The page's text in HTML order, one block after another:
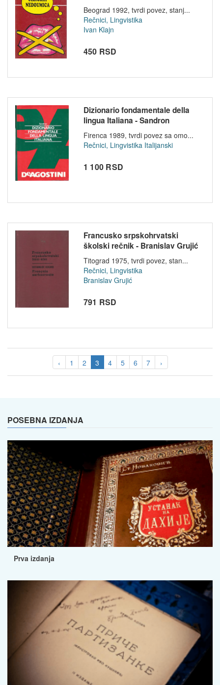
Beograd 1992, tvrdi povez, stanj...
Rečnici, Lingvistika
Ivan Klajn
450 RSD
Dizionario fondamentale della
lingua Italiana - Sandron
Firenca 1989, tvrdi povez sa omo...
Rečnici, Lingvistika Italijanski
1 100 RSD
Francusko srpskohrvatski
školski rečnik - Branislav Grujić
Titograd 1975, tvrdi povez, stan...
Rečnici, Lingvistika
Branislav Grujić
791 RSD
‹ 1 2 3 4 5 6 7 ›
POSEBNA IZDANJA
Prva izdanja